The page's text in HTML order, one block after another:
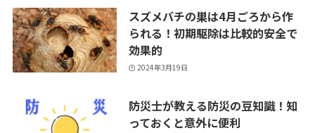
スズメバチの巣は4月ごろから作
られる！初期駆除は比較的安全で
効果的
2024年3月19日
防災士が教える防災の豆知識！知
っておくと意外に便利